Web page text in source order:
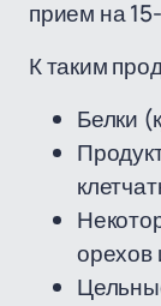
прием на
К таким
Белки
орехов